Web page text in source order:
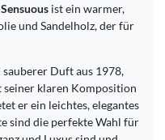
Sensuous ist ein warmer,
und Sandelholz, der für
Duft aus 1978,
klaren Komposition
er ein leichtes, elegantes
sind die perfekte Wahl für